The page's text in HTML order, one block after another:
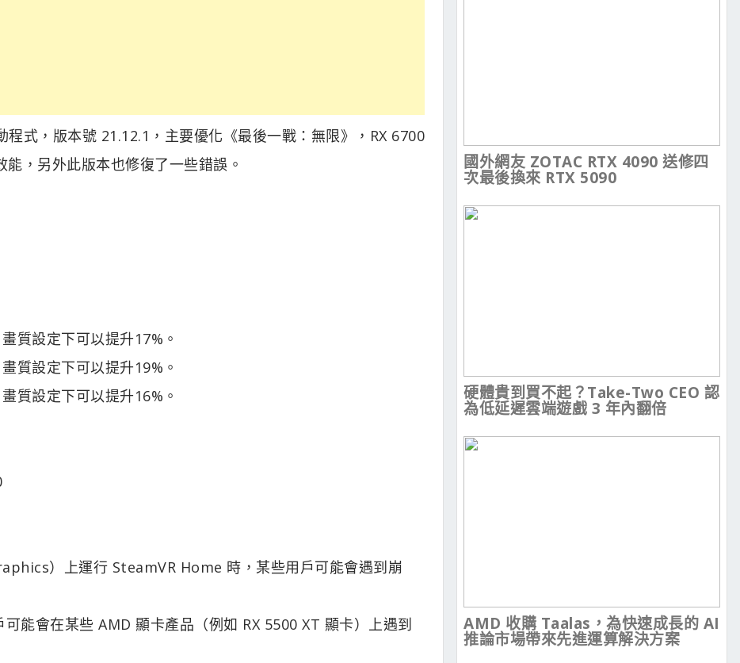
式，版本號 21.12.1，主要優化《最後一戰：無限》，RX 6700
，另外此版本也修復了一些錯誤。
質設定下可以提升17%。
質設定下可以提升19%。
質設定下可以提升16%。
）上運行 SteamVR Home 時，某些用戶可能會遇到崩
能會在某些 AMD 顯卡產品（例如 RX 5500 XT 顯卡）上遇到
國外網友 ZOTAC RTX 4090 送修四
次最後換來 RTX 5090
硬體貴到買不起？Take-Two CEO 認
為低延遲雲端遊戲 3 年內翻倍
AMD 收購 Taalas，為快速成長的 AI
推論市場帶來先進運算解決方案